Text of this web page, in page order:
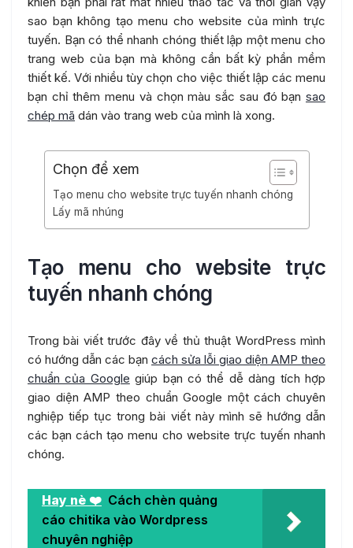
sao bạn không tạo menu cho website của mình trực
tuyến. Bạn có thể nhanh chóng thiết lập một menu cho
trang web của bạn mà không cần bất kỳ phần mềm
thiết kế. Vớinhiều tùy chọn cho việc thiết lập các menu
bạn chỉ thêm menu và chọn màu sắc sau đó bạn sao
chép mã dán vào trang web của mình là xong.
Chọn để xem
Tạo menu cho website trực tuyến nhanh chóng
Lấy mã nhúng
Tạo menu cho website trực
tuyến nhanh chóng
Trong bài viết trước đây về thủ thuật WordPress mình
có hướng dẫn các bạn cách sửa lỗi giao diện AMP theo
chuẩn của Google giúp bạn có thể dễ dàng tích hợp
giao diện AMP theo chuẩn Google một cách chuyên
nghiệp tiếp tục trong bài viết này mình sẽ hướng dẫn
các bạn cách tạo menu cho website trực tuyến nhanh
chóng.
Hay nè ❤️ Cách chèn quảng
cáo chitika vào Wordpress
chuyên nghiệp